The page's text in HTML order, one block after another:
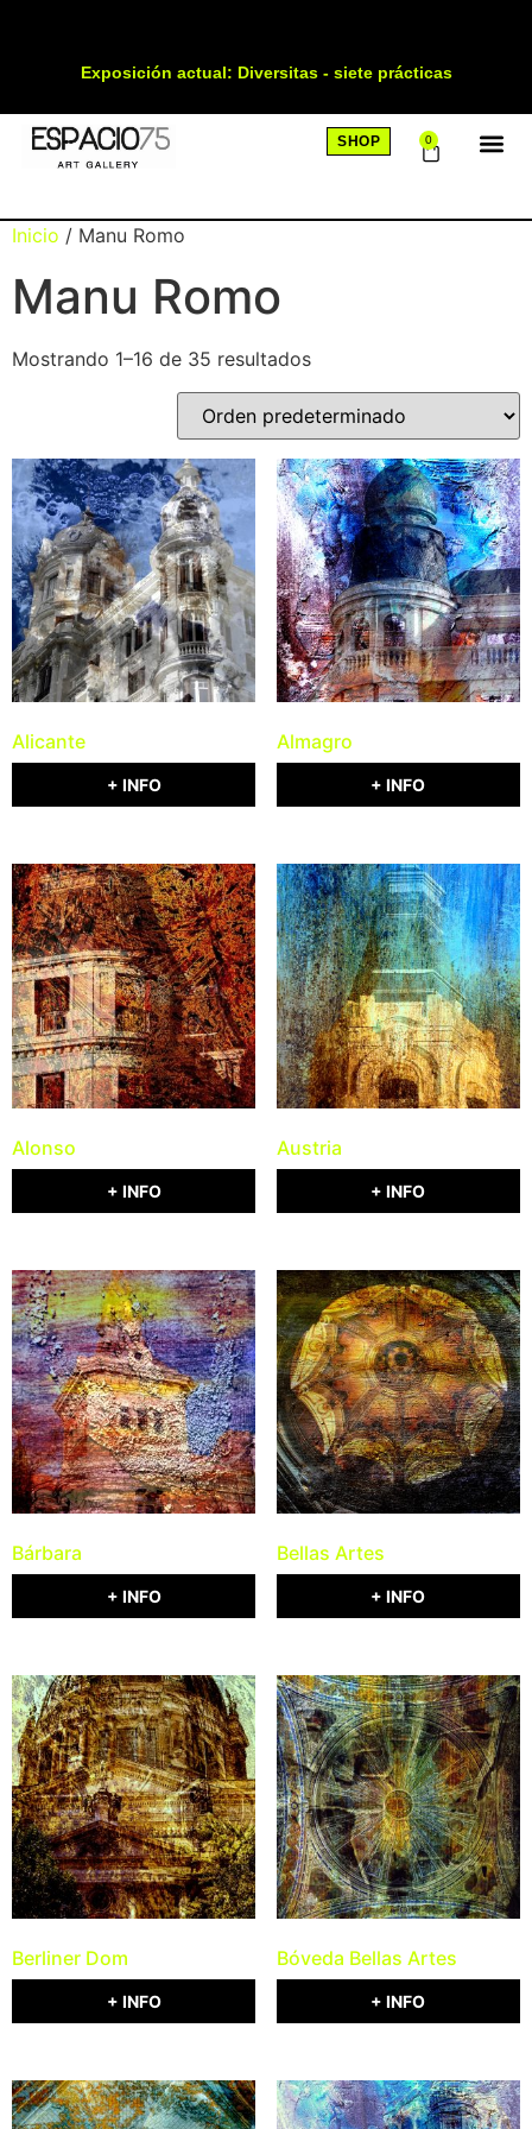
Exposición actual: Diversitas - siete prácticas
SHOP 0
Inicio / Manu Romo
Manu Romo
Mostrando 1–16 de 35 resultados
Alicante
+ INFO
Almagro
+ INFO
Alonso
+ INFO
Austria
+ INFO
Bárbara
+ INFO
Bellas Artes
+ INFO
Berliner Dom
+ INFO
Bóveda Bellas Artes
+ INFO